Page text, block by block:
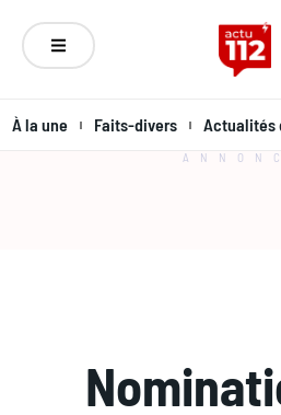
À la une Faits-divers Actualités